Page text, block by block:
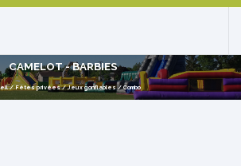
CAMELOT - BARBIES
/Fêtes privées/Jeux gonflables/Combo